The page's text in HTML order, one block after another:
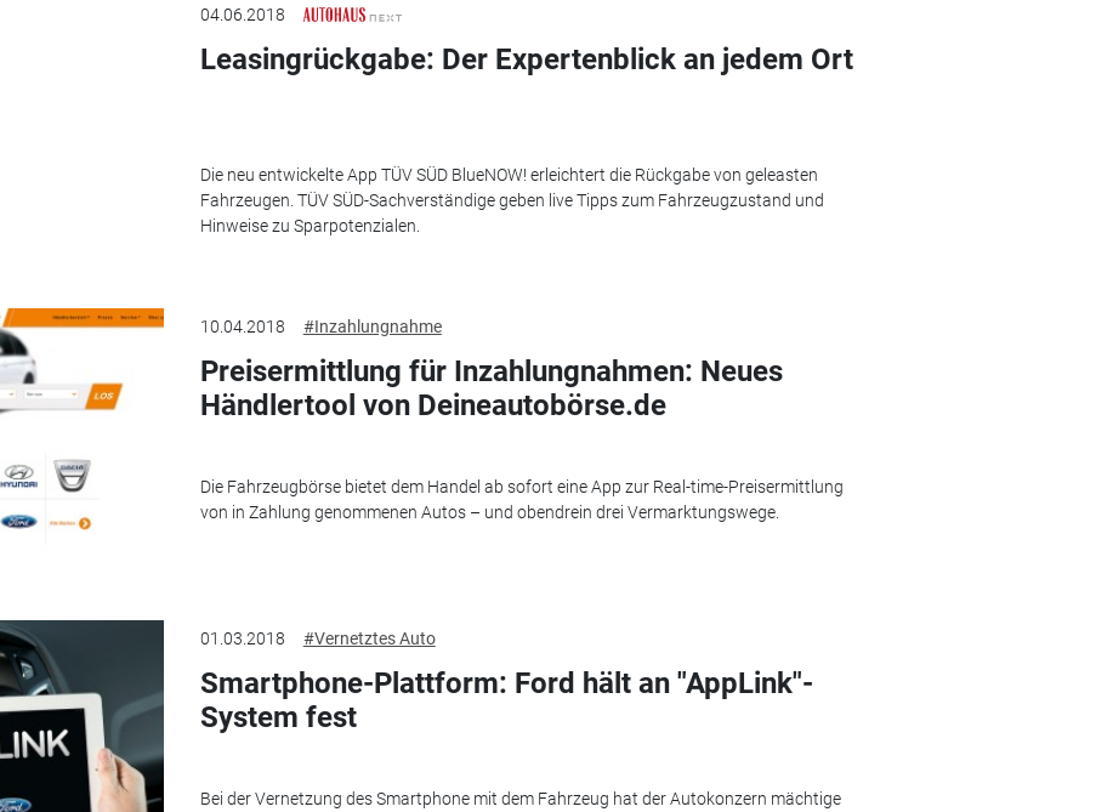
04.06.2018
Leasingrückgabe: Der Expertenblick an jedem Ort
Die neu entwickelte App TÜV SÜD BlueNOW! erleichtert die Rückgabe von geleasten
Fahrzeugen. TÜV SÜD-Sachverständige geben live Tipps zum Fahrzeugzustand und
Hinweise zu Sparpotenzialen.
10.04.2018 #Inzahlungnahme
Preisermittlung für Inzahlungnahmen: Neues
Händlertool von Deineautobörse.de
Die Fahrzeugbörse bietet dem Handel ab sofort eine App zur Real-time-Preisermittlung
von in Zahlung genommenen Autos – und obendrein drei Vermarktungswege.
01.03.2018 #Vernetztes Auto
Smartphone-Plattform: Ford hält an "AppLink"-
System fest
Bei der Vernetzung des Smartphone mit dem Fahrzeug hat der Autokonzern mächtige